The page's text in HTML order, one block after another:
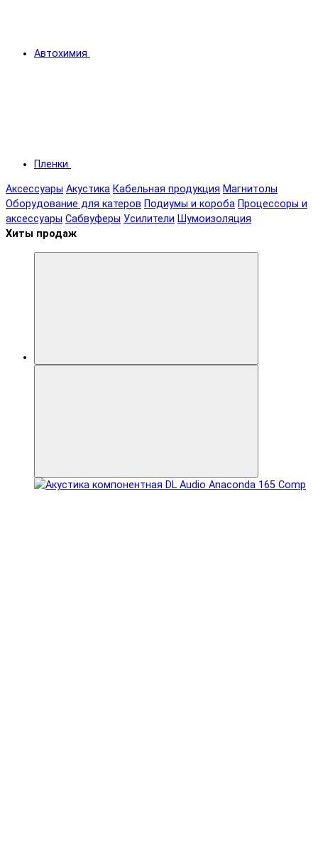
Автохимия
Пленки
Аксессуары Акустика Кабельная продукция Магнитолы
Оборудование для катеров Подиумы и короба Процессоры и
аксессуары Сабвуферы Усилители Шумоизоляция
Хиты продаж